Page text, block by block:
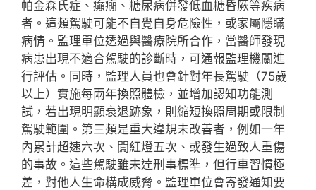
帕金森氏症、癲癇、糖尿病併發低血糖昏厥等疾病
者。這類駕駛可能不自覺自身危險性，或家屬隱瞞
病情。監理單位透過與醫療院所合作，當醫師發現
病患出現不適合駕駛的診斷時，可通報監理機關進
行評估。同時，監理人員也會針對年長駕駛（75歲
以上）實施每兩年換照體檢，並增加認知功能測
試，若出現明顯衰退跡象，則縮短換照周期或限制
駕駛範圍。第三類是重大違規未改善者，例如一年
內累計超速六次、闖紅燈五次、或發生過致人重傷
的事故。這些駕駛雖未達刑事標準，但行車習慣極
差，對他人生命構成威脅。監理單位會寄發通知要